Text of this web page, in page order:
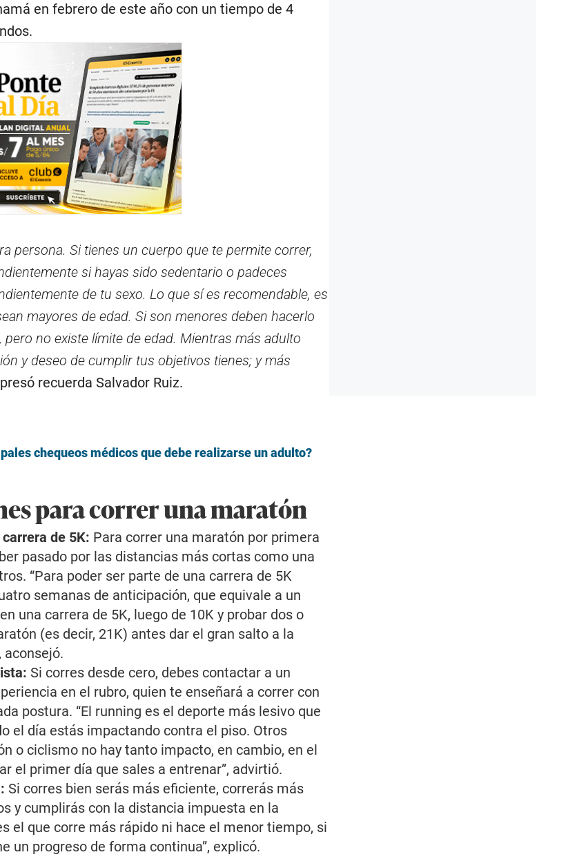
en febrero de este año con un tiempo de 4
persona. Si tienes un cuerpo que te permite correr,
si hayas sido sedentario o padeces
de tu sexo. Lo que sí es recomendable, es
mayores de edad. Si son menores deben hacerlo
no existe límite de edad. Mientras más adulto
y deseo de cumplir tus objetivos tienes; y más
recuerda Salvador Ruiz.
chequeos médicos que debe realizarse un adulto?
para correr una maratón
de 5K: Para correr una maratón por primera
pasado por las distancias más cortas como una
“Para poder ser parte de una carrera de 5K
semanas de anticipación, que equivale a un
una carrera de 5K, luego de 10K y probar dos o
(es decir, 21K) antes dar el gran salto a la
aconsejó.
Si corres desde cero, debes contactar a un
en el rubro, quien te enseñará a correr con
postura. “El running es el deporte más lesivo que
el día estás impactando contra el piso. Otros
o ciclismo no hay tanto impacto, en cambio, en el
el primer día que sales a entrenar”, advirtió.
Si corres bien serás más eficiente, correrás más
y cumplirás con la distancia impuesta en la
el que corre más rápido ni hace el menor tiempo, si
un progreso de forma continua”, explicó.